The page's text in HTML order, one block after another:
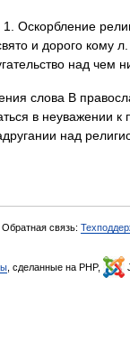
Оскорбление
и дорого кому
над чем
слова В
в неуважении
над
Обратная связь:
, сделанные на PHP,